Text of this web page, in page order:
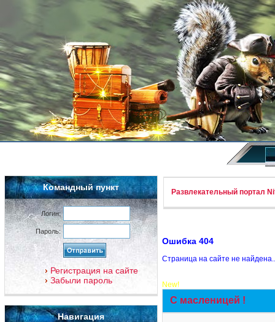
Командный пункт
Логин:
Пароль:
Регистрация на сайте
Забыли пароль
Навигация
Развлекательный портал
Ошибка 404
Страница на сайте не
New!
С масленицей !